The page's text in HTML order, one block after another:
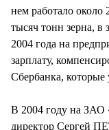
нем работало около
тысяч тонн зерна,
2004 года на
зарплату,
Сбербанка,
В 2004 году на ЗАО
директор Сергей